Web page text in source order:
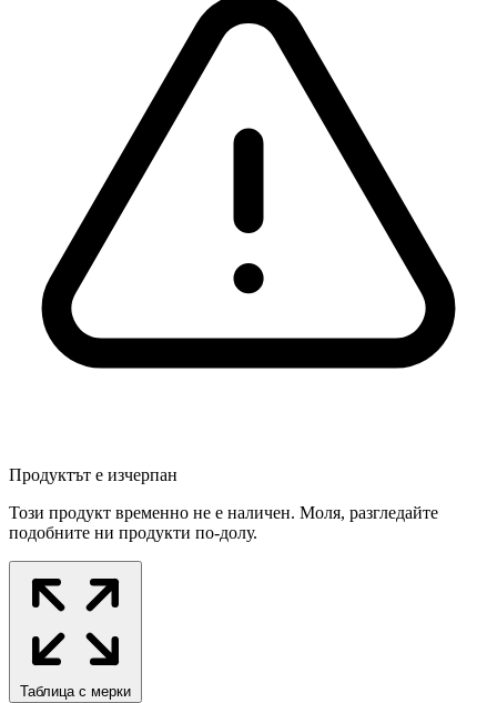
Продуктът е изчерпан
Този продукт временно не е наличен. Моля, разгледайте
подобните ни продукти по-долу.
Таблица с мерки